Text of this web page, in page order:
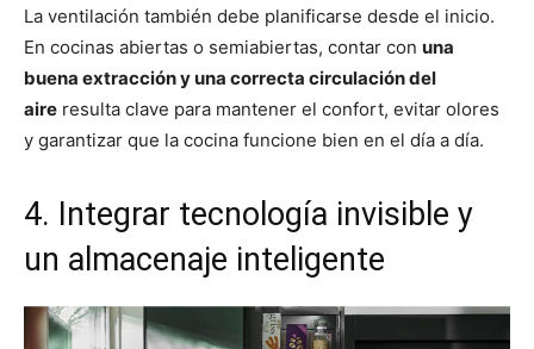
La ventilación también debe planificarse desde el inicio.
En cocinas abiertas o semiabiertas, contar con una
buena extracción y una correcta circulación del
aire resulta clave para mantener el confort, evitar olores
y garantizar que la cocina funcione bien en el día a día.
4. Integrar tecnología invisible y
un almacenaje inteligente